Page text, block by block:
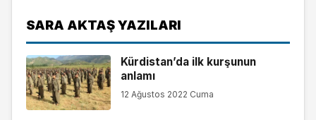
SARA AKTAŞ YAZILARI
Kürdistan’da ilk kurşunun
anlamı
12 Ağustos 2022 Cuma